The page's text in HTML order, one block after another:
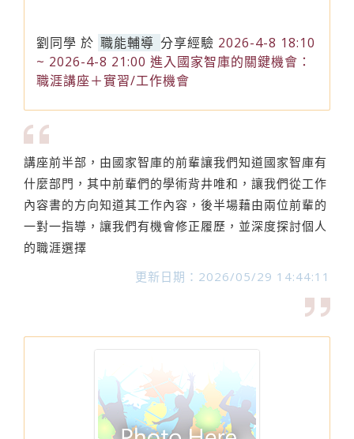
劉同學 於 職能輔導 分享經驗 2026-4-8 18:10
~ 2026-4-8 21:00 進入國家智庫的關鍵機會：
職涯講座＋實習/工作機會
講座前半部，由國家智庫的前輩讓我們知道國家智庫有
什麼部門，其中前輩們的學術背井唯和，讓我們從工作
內容書的方向知道其工作內容，後半場藉由兩位前輩的
一對一指導，讓我們有機會修正履歷，並深度探討個人
的職涯選擇
更新日期：2026/05/29 14:44:11